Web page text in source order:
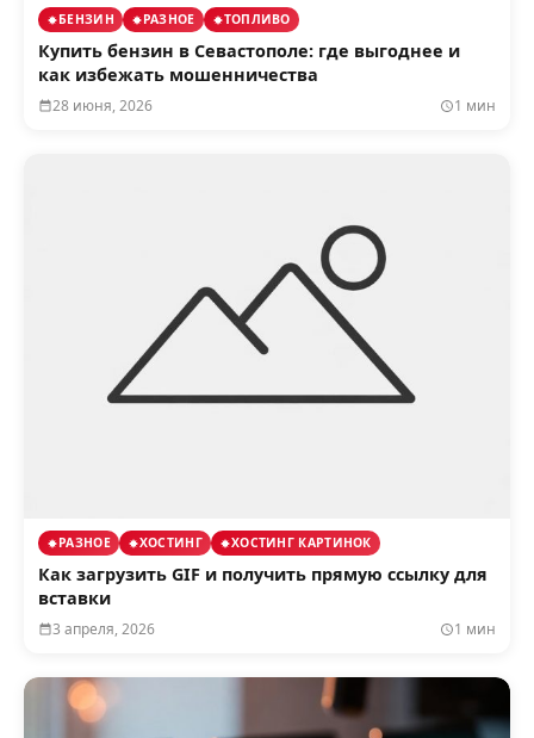
БЕНЗИН РАЗНОЕ ТОПЛИВО
Купить бензин в Севастополе: где выгоднее и
как избежать мошенничества
28 июня, 2026 1 мин
РАЗНОЕ ХОСТИНГ ХОСТИНГ КАРТИНОК
Как загрузить GIF и получить прямую ссылку для
вставки
3 апреля, 2026 1 мин